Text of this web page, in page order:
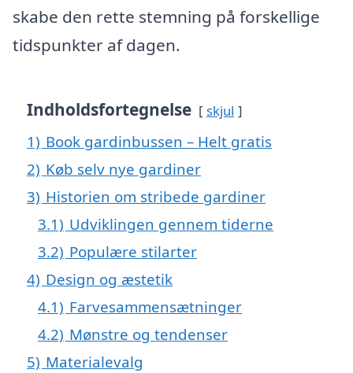
skabe den rette stemning på forskellige
tidspunkter af dagen.
Indholdsfortegnelse skjul
1) Book gardinbussen – Helt gratis
2) Køb selv nye gardiner
3) Historien om stribede gardiner
3.1) Udviklingen gennem tiderne
3.2) Populære stilarter
4) Design og æstetik
4.1) Farvesammensætninger
4.2) Mønstre og tendenser
5) Materialevalg